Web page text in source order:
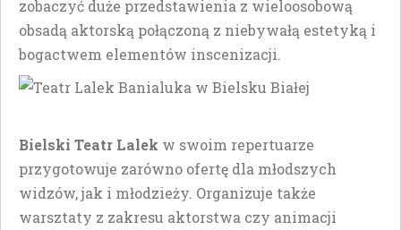
zobaczyć duże przedstawienia z wieloosobową
obsadą aktorską połączoną z niebywałą estetyką i
bogactwem elementów inscenizacji.
Bielski Teatr Lalek w swoim repertuarze
przygotowuje zarówno ofertę dla młodszych
widzów, jak i młodzieży. Organizuje także
warsztaty z zakresu aktorstwa czy animacji